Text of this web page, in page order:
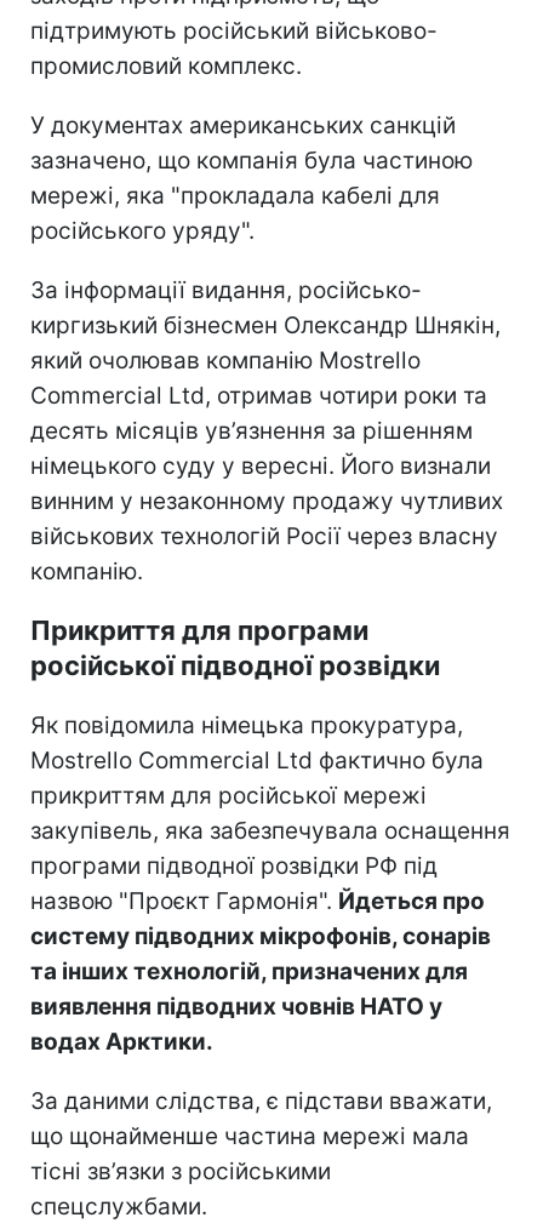
підтримують російський військово-
промисловий комплекс.
У документах американських санкцій
зазначено, що компанія була частиною
мережі, яка "прокладала кабелі для
російського уряду".
За інформації видання, російсько-
киргизький бізнесмен Олександр Шнякін,
який очолював компанію Mostrello
Commercial Ltd, отримав чотири роки та
десять місяців ув’язнення за рішенням
німецького суду у вересні. Його визнали
винним у незаконному продажу чутливих
військових технологій Росії через власну
компанію.
Прикриття для програми
російської підводної розвідки
Як повідомила німецька прокуратура,
Mostrello Commercial Ltd фактично була
прикриттям для російської мережі
закупівель, яка забезпечувала оснащення
програми підводної розвідки РФ під
назвою "Проєкт Гармонія". Йдеться про
систему підводних мікрофонів, сонарів
та інших технологій, призначених для
виявлення підводних човнів НАТО у
водах Арктики.
За даними слідства, є підстави вважати,
що щонайменше частина мережі мала
тісні зв’язки з російськими
спецслужбами.